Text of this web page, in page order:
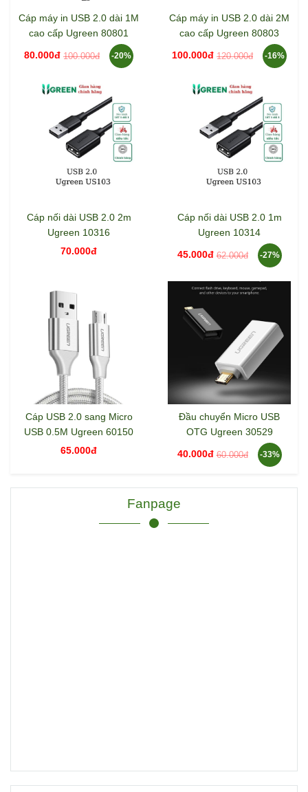
Cáp máy in USB 2.0 dài 1M
cao cấp Ugreen 80801
80.000đ 100.000đ -20%
Cáp máy in USB 2.0 dài 2M
cao cấp Ugreen 80803
100.000đ 120.000đ -16%
Cáp nối dài USB 2.0 2m
Ugreen 10316
70.000đ
Cáp nối dài USB 2.0 1m
Ugreen 10314
45.000đ 62.000đ -27%
Cáp USB 2.0 sang Micro
USB 0.5M Ugreen 60150
65.000đ
Đầu chuyển Micro USB
OTG Ugreen 30529
40.000đ 60.000đ -33%
Fanpage